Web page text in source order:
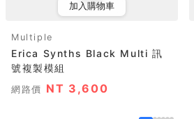
加入購物車
Multiple
Erica Synths Black Multi 訊
號複製模組
網路價 NT 3,600